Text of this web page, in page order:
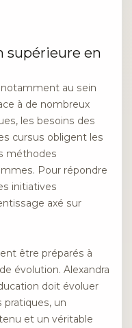
supérieure en
au sein
à de nombreux
les besoins des
cursus obligent les
méthodes
Pour répondre
initiatives
axé sur
être préparés à
évolution. Alexandra
doit évoluer
un
et un véritable